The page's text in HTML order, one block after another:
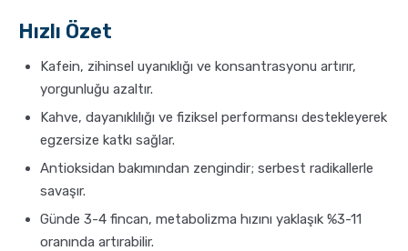
Hızlı Özet
Kafein, zihinsel uyanıklığı ve konsantrasyonu artırır,
yorgunluğu azaltır.
Kahve, dayanıklılığı ve fiziksel performansı destekleyerek
egzersize katkı sağlar.
Antioksidan bakımından zengindir; serbest radikallerle
savaşır.
Günde 3-4 fincan, metabolizma hızını yaklaşık %3-11
oranında artırabilir.